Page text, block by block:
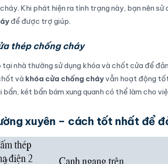
Khi phát hiện ra tình trạng này, bạn nên
để được trợ giúp.
thép chống cháy
nhà thường sử dụng khóa và chốt cửa để
và khóa cửa chống cháyvẫn hoạt động
két bẩn bám xung quanh có thể làm cho
xuyên – cách tốt nhất để